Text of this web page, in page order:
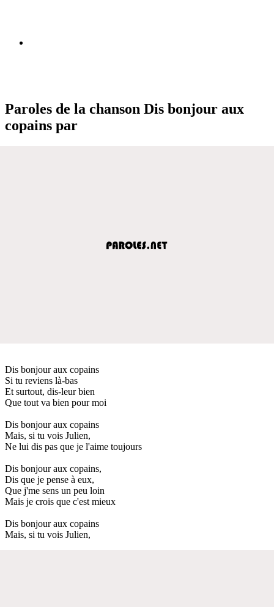
Paroles de la chanson Dis bonjour aux
copains par
Dis bonjour aux copains
Si tu reviens là-bas
Et surtout, dis-leur bien
Que tout va bien pour moi
Dis bonjour aux copains
Mais, si tu vois Julien,
Ne lui dis pas que je l'aime toujours
Dis bonjour aux copains,
Dis que je pense à eux,
Que j'me sens un peu loin
Mais je crois que c'est mieux
Dis bonjour aux copains
Mais, si tu vois Julien,